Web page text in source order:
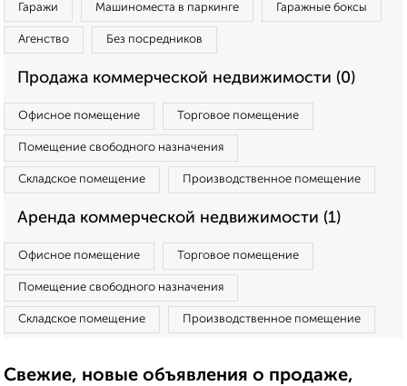
Гаражи Машиноместа в паркинге Гаражные боксы
Агенство Без посредников
Продажа коммерческой недвижимости (0)
Офисное помещение Торговое помещение
Помещение свободного назначения
Складское помещение Производственное помещение
Аренда коммерческой недвижимости (1)
Офисное помещение Торговое помещение
Помещение свободного назначения
Складское помещение Производственное помещение
Свежие, новые объявления о продаже,